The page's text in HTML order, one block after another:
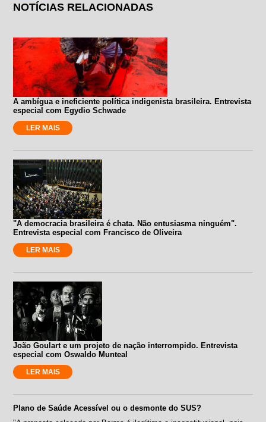
NOTÍCIAS RELACIONADAS
A ambígua e ineficiente política indigenista brasileira. Entrevista
especial com Egydio Schwade
LER MAIS
"A democracia brasileira é chata. Não entusiasma ninguém".
Entrevista especial com Francisco de Oliveira
LER MAIS
João Goulart e um projeto de nação interrompido. Entrevista
especial com Oswaldo Munteal
LER MAIS
Plano de Saúde Acessível ou o desmonte do SUS?